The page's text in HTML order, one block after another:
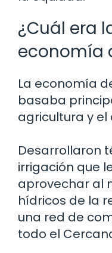
¿Cuál era
economía
La economía
basaba
agricultura y el
Desarrollaron
irrigación que
aprovechar al
hídricos de la
una red de
todo el